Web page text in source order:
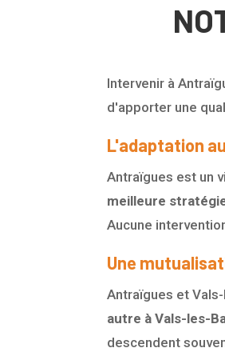
Intervenir à
d'apporter une
L'adaptation
Antraïgues est un
meilleure
Aucune
Une
Antraïgues et
autre à Vals-les-
descendent